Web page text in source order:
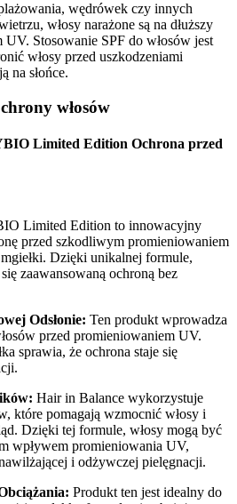
wędrówek czy innych
włosy narażone są na dłuższy
Stosowanie SPF do włosów jest
włosy przed uszkodzeniami
na słońce.
włosów
Limited Edition Ochrona przed
Limited Edition to innowacyjny
przed szkodliwym promieniowaniem
Dzięki unikalnej formule,
zaawansowaną ochroną bez
Odsłonie: Ten produkt wprowadza
przed promieniowaniem UV.
sprawia, że ochrona staje się
Hair in Balance wykorzystuje
które pomagają wzmocnić włosy i
Dzięki tej formule, włosy mogą być
wpływem promieniowania UV,
i odżywczej pielęgnacji.
Produkt ten jest idealny do